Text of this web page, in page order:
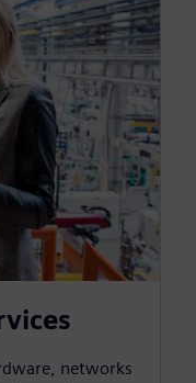
networks